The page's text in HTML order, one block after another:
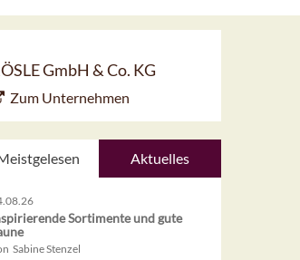
GmbH & Co. KG
Zum Unternehmen
Aktuelles
Sortimente und gute
Sabine Stenzel